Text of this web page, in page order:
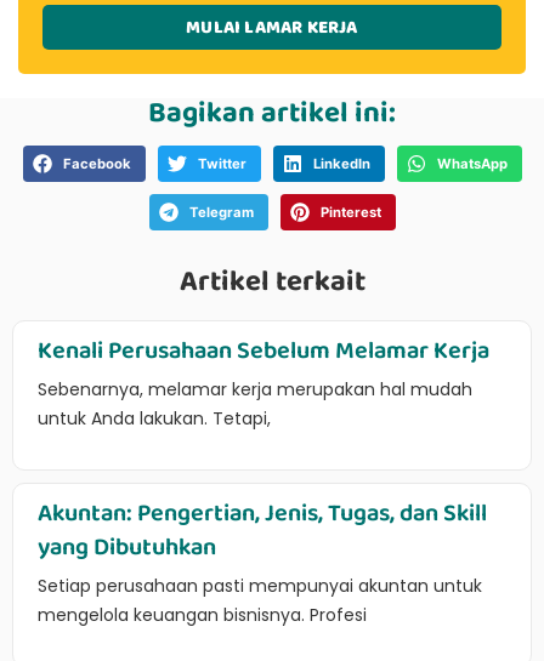
MULAI LAMAR KERJA
Bagikan artikel ini:
Facebook Twitter LinkedIn WhatsApp
Telegram Pinterest
Artikel terkait
Kenali Perusahaan Sebelum Melamar Kerja
Sebenarnya, melamar kerja merupakan hal mudah
untuk Anda lakukan. Tetapi,
Akuntan: Pengertian, Jenis, Tugas, dan Skill
yang Dibutuhkan
Setiap perusahaan pasti mempunyai akuntan untuk
mengelola keuangan bisnisnya. Profesi